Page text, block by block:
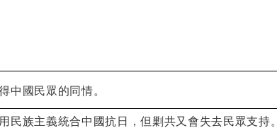
中國民眾的同情。
民族主義統合中國抗日，但剿共又會失去民眾支持。